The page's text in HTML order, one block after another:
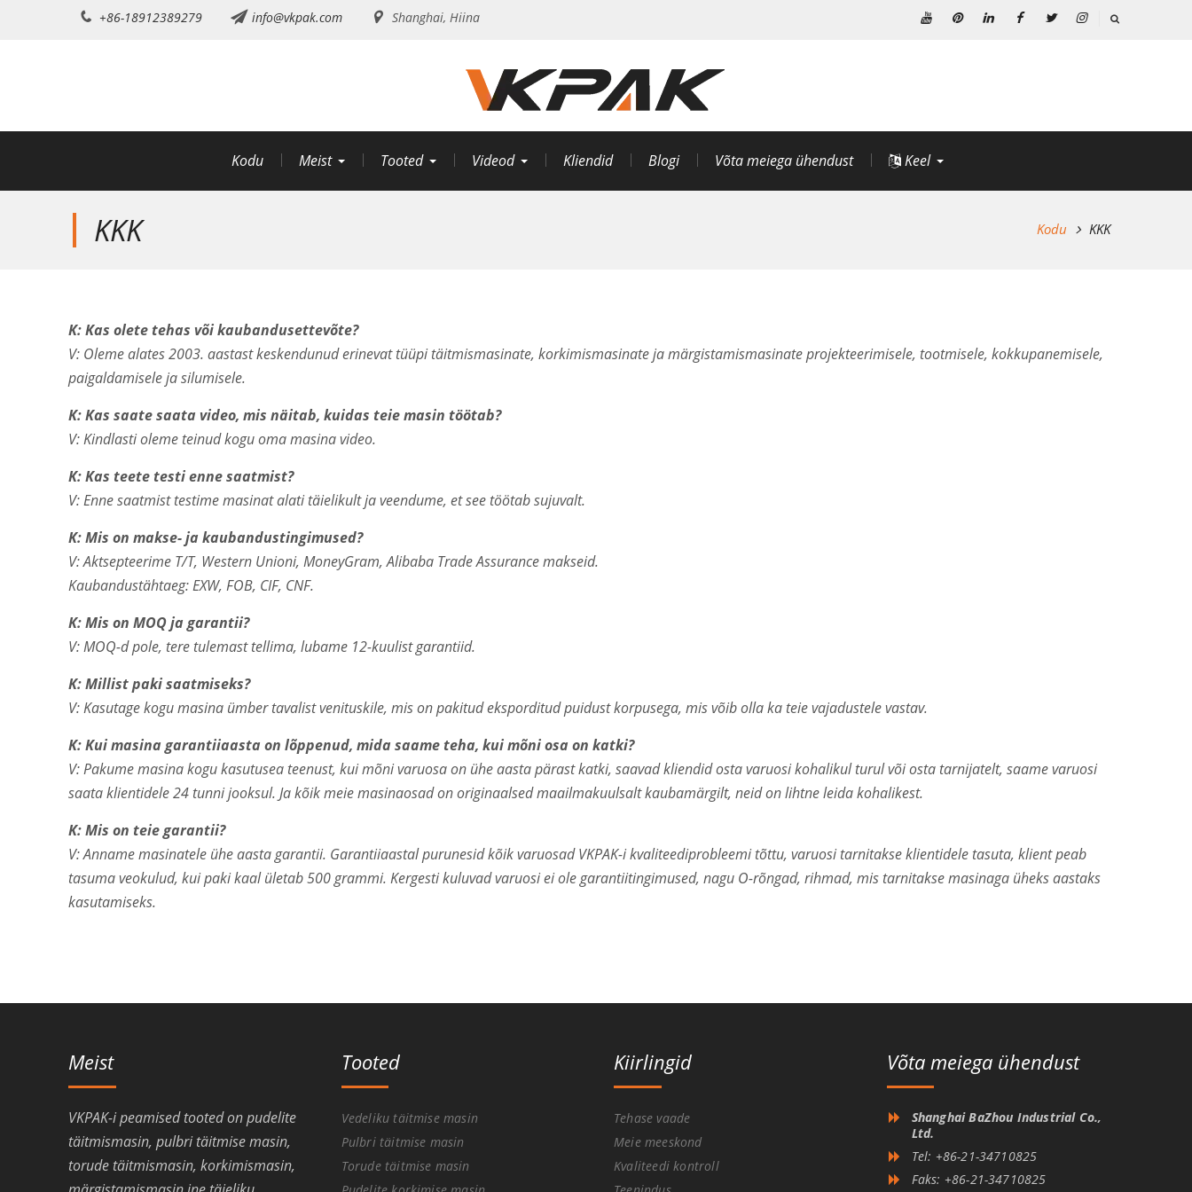
+86-18912389279 info@vkpak.com Shanghai, Hiina
Kodu Meist Tooted Videod Kliendid Blogi Võta meiega ühendust Keel
KKK Kodu KKK
K: Kas olete tehas või kaubandusettevõte?
V: Oleme alates 2003. aastast keskendunud erinevat tüüpi täitmismasinate, korkimismasinate ja märgistamismasinate projekteerimisele, tootmisele, kokkupanemisele,
paigaldamisele ja silumisele.
K: Kas saate saata video, mis näitab, kuidas teie masin töötab?
V: Kindlasti oleme teinud kogu oma masina video.
K: Kas teete testi enne saatmist?
V: Enne saatmist testime masinat alati täielikult ja veendume, et see töötab sujuvalt.
K: Mis on makse- ja kaubandustingimused?
V: Aktsepteerime T/T, Western Unioni, MoneyGram, Alibaba Trade Assurance makseid.
Kaubandustähtaeg: EXW, FOB, CIF, CNF.
K: Mis on MOQ ja garantii?
V: MOQ-d pole, tere tulemast tellima, lubame 12-kuulist garantiid.
K: Millist paki saatmiseks?
V: Kasutage kogu masina ümber tavalist venituskile, mis on pakitud eksporditud puidust korpusega, mis võib olla ka teie vajadustele vastav.
K: Kui masina garantiiaasta on lõppenud, mida saame teha, kui mõni osa on katki?
V: Pakume masina kogu kasutusea teenust, kui mõni varuosa on ühe aasta pärast katki, saavad kliendid osta varuosi kohalikul turul või osta tarnijatelt, saame varuosi
saata klientidele 24 tunni jooksul. Ja kõik meie masinaosad on originaalsed maailmakuulsalt kaubamärgilt, neid on lihtne leida kohalikest.
K: Mis on teie garantii?
V: Anname masinatele ühe aasta garantii. Garantiiaastal purunesid kõik varuosad VKPAK-i kvaliteediprobleemi tõttu, varuosi tarnitakse klientidele tasuta, klient peab
tasuma veokulud, kui paki kaal ületab 500 grammi. Kergesti kuluvad varuosi ei ole garantiitingimused, nagu O-rõngad, rihmad, mis tarnitakse masinaga üheks aastaks
kasutamiseks.
Meist
VKPAK-i peamised tooted on pudelite
täitmismasin, pulbri täitmise masin,
torude täitmismasin, korkimismasin,
Tooted
Vedeliku täitmise masin
Pulbri täitmise masin
Torude täitmise masin
Kiirlingid
Tehase vaade
Meie meeskond
Kvaliteedi kontroll
Võta meiega ühendust
Shanghai BaZhou Industrial Co.,
Ltd.
Tel: +86-21-34710825
Faks: +86-21-34710825